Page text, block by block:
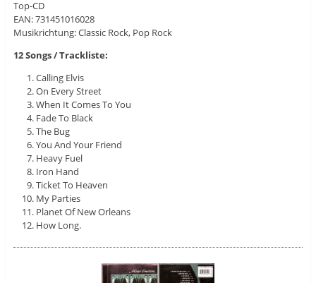
Top-CD
EAN: 731451016028
Musikrichtung: Classic Rock, Pop Rock
12 Songs / Trackliste:
Calling Elvis
On Every Street
When It Comes To You
Fade To Black
The Bug
You And Your Friend
Heavy Fuel
Iron Hand
Ticket To Heaven
My Parties
Planet Of New Orleans
How Long.